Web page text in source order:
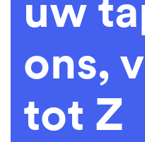
uw
ons,
tot Z